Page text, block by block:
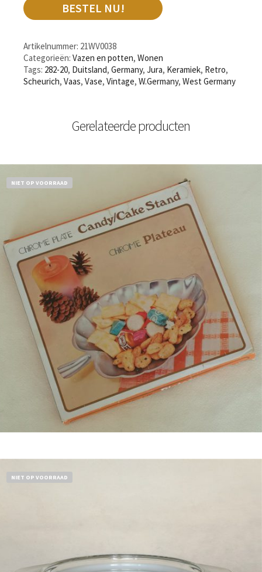
BESTEL NU!
Artikelnummer: 21WV0038
Categorieën: Vazen en potten, Wonen
Tags: 282-20, Duitsland, Germany, Jura, Keramiek, Retro,
Scheurich, Vaas, Vase, Vintage, W.Germany, West Germany
Gerelateerde producten
NIET OP VOORRAAD
NIET OP VOORRAAD